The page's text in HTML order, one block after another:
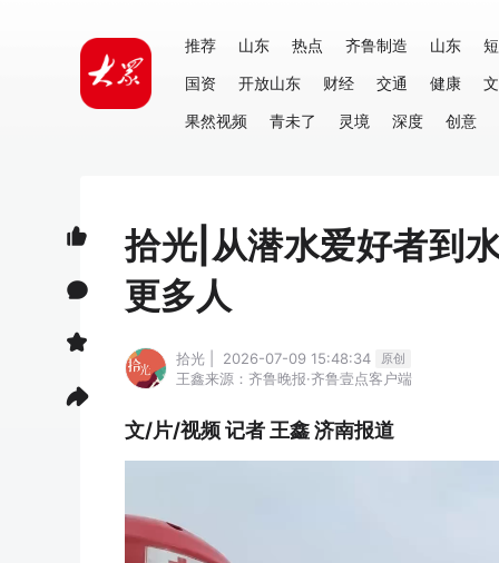
推荐 山东 热点 齐鲁制造 山东
国资
开放山东 财经 交通 健康
果然视频
青未了 灵境 深度 创意
拾光|从潜水爱好者到
更多人
拾光 | 2026-07-09 15:48:34 原创
王鑫来源：齐鲁晚报·齐鲁壹点客户端
文/片/视频 记者 王鑫 济南报道